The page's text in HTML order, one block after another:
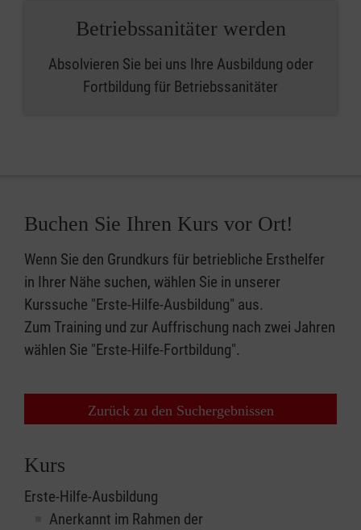
Betriebssanitäter werden
Absolvieren Sie bei uns Ihre Ausbildung oder
Fortbildung für Betriebssanitäter
Buchen Sie Ihren Kurs vor Ort!
Wenn Sie den Grundkurs für betriebliche Ersthelfer
in Ihrer Nähe suchen, wählen Sie in unserer
Kurssuche "Erste-Hilfe-Ausbildung" aus.
Zum Training und zur Auffrischung nach zwei Jahren
wählen Sie "Erste-Hilfe-Fortbildung".
Zurück zu den Suchergebnissen
Kurs
Erste-Hilfe-Ausbildung
Anerkannt im Rahmen der